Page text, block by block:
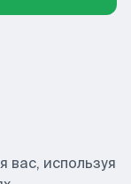
используя